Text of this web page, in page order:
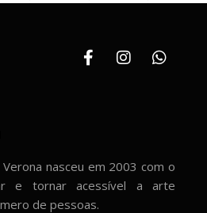
nasceu em 2003 com o
e tornar acessível a arte
de pessoas.